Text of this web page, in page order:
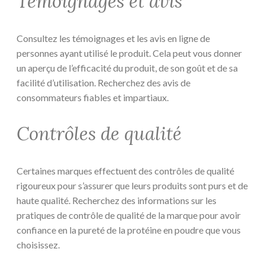
Consultez les témoignages et les avis en ligne de
personnes ayant utilisé le produit. Cela peut vous donner
un aperçu de l’efficacité du produit, de son goût et de sa
facilité d’utilisation. Recherchez des avis de
consommateurs fiables et impartiaux.
Contrôles de qualité
Certaines marques effectuent des contrôles de qualité
rigoureux pour s’assurer que leurs produits sont purs et de
haute qualité. Recherchez des informations sur les
pratiques de contrôle de qualité de la marque pour avoir
confiance en la pureté de la protéine en poudre que vous
choisissez.